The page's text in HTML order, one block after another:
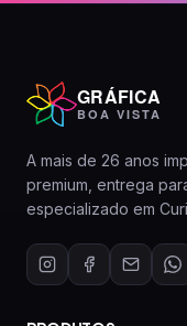
GRÁFICA
BOA VISTA
A mais de 26 anos
premium, entrega
especializado em